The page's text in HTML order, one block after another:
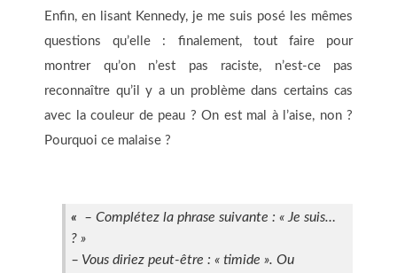
Enfin, en lisant Kennedy, je me suis posé les mêmes
questions qu’elle : finalement, tout faire pour
montrer qu’on n’est pas raciste, n’est-ce pas
reconnaître qu’il y a un problème dans certains cas
avec la couleur de peau ? On est mal à l’aise, non ?
Pourquoi ce malaise ?
«
– Complétez la phrase suivante : « Je suis…
? »
– Vous diriez peut-être : « timide ». Ou